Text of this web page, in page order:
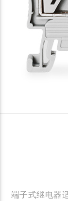
端子式继电器